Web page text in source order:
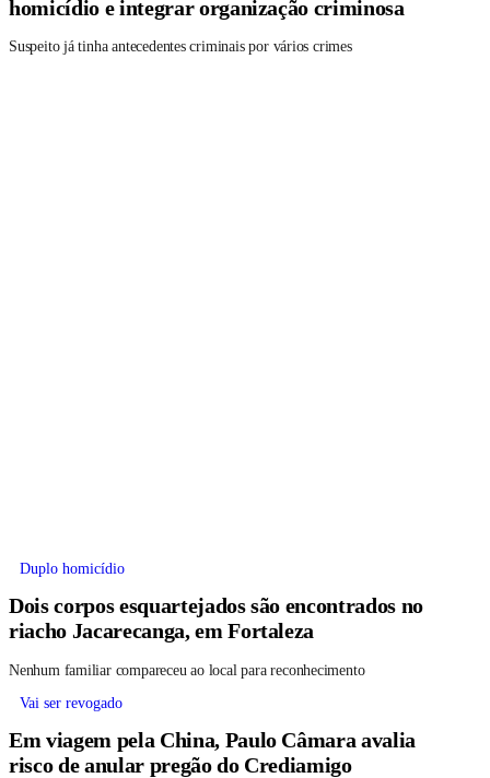
homicídio e integrar organização criminosa
Suspeito já tinha antecedentes criminais por vários crimes
Duplo homicídio
Dois corpos esquartejados são encontrados no
riacho Jacarecanga, em Fortaleza
Nenhum familiar compareceu ao local para reconhecimento
Vai ser revogado
Em viagem pela China, Paulo Câmara avalia
risco de anular pregão do Crediamigo